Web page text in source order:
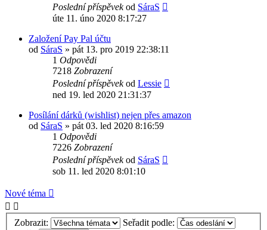
Poslední příspěvekod SáraS
úte 11. úno 2020 8:17:27
Založení Pay Pal účtu
od SáraS » pát 13. pro 2019 22:38:11
1 Odpovědi
7218 Zobrazení
Poslední příspěvekod Lessie
ned 19. led 2020 21:31:37
Posílání dárků (wishlist) nejen přes amazon
od SáraS » pát 03. led 2020 8:16:59
1 Odpovědi
7226 Zobrazení
Poslední příspěvekod SáraS
sob 11. led 2020 8:01:10
Nové téma
Zobrazit:
Seřadit podle: